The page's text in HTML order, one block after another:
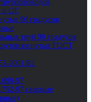
и ОГ
90 градусов
труб 90 градусов
ГОСТ
2001 R1
97
97 сварные